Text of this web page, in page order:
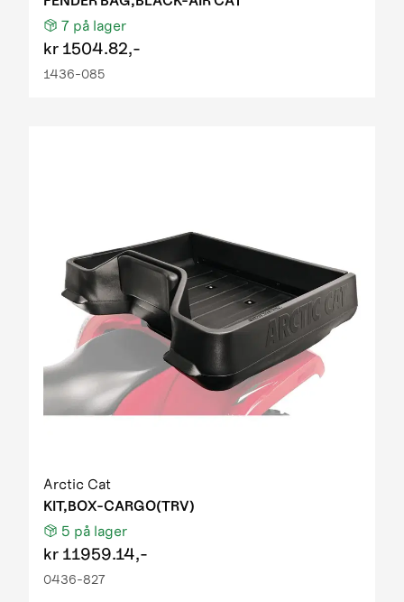
7 på lager
kr 1504.82,-
1436-085
Arctic Cat
KIT,BOX-CARGO(TRV)
5 på lager
kr 11959.14,-
0436-827